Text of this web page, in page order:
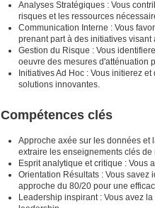
Analyses Stratégiques : Vous
risques et les ressources
Communication Interne : Vous
prenant part à des initiatives
Gestion du Risque : Vous
oeuvre des mesures d'atténuation
Initiatives Ad Hoc : Vous initierez
solutions innovantes.
Compétences clés
Approche axée sur les données et
extraire les enseignements clés
Esprit analytique et critique : Vous
Orientation Résultats : Vous
approche du 80/20 pour une
Leadership inspirant : Vous avez